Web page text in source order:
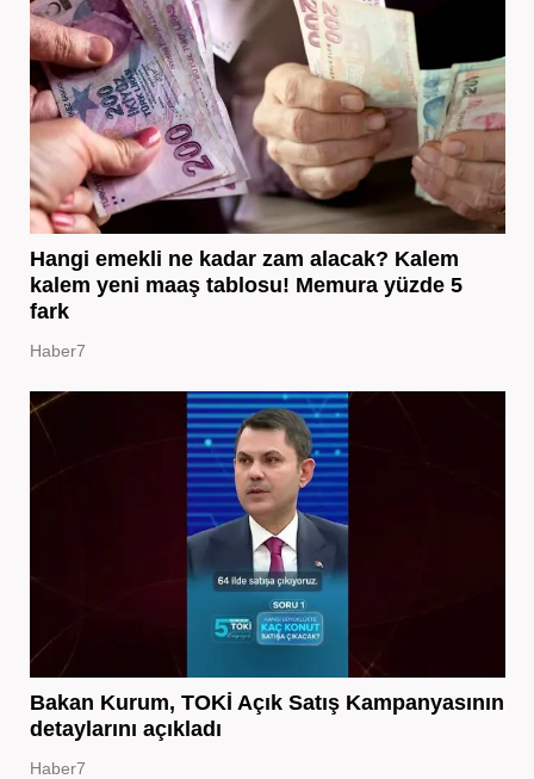
Hangi emekli ne kadar zam alacak? Kalem
kalem yeni maaş tablosu! Memura yüzde 5
fark
Haber7
Bakan Kurum, TOKİ Açık Satış Kampanyasının
detaylarını açıkladı
Haber7